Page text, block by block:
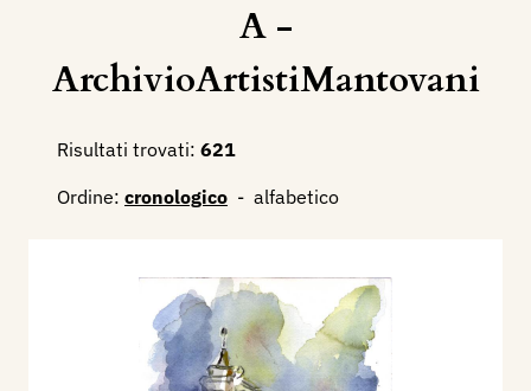
A -
ArchivioArtistiMantovani
Risultati trovati: 621
Ordine: cronologico - alfabetico